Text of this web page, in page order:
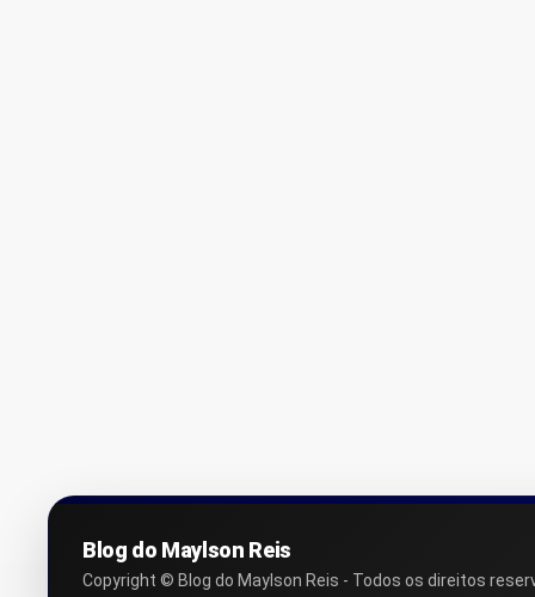
Blog do Maylson Reis
Copyright © Blog do Maylson Reis - Todos os direitos